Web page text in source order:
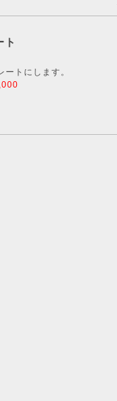
ト
トにします。